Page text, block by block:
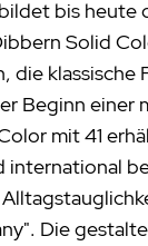
bis heute
Solid
die klassische
Beginn einer
mit 41
international
Die